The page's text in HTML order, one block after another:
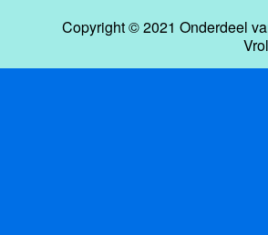
Copyright © 2021 Onderdeel